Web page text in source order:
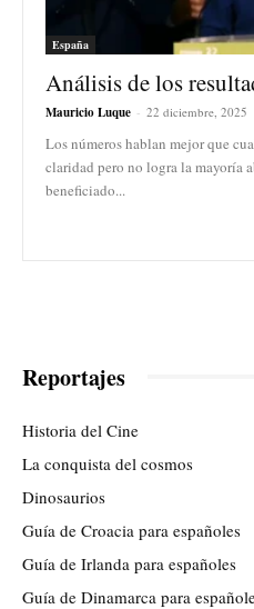
España
Análisis de los
Mauricio Luque - 22 diciembre, 2025
Los números hablan mejor que
claridad pero no logra la mayoría
beneficiado...
Reportajes
Historia del Cine
La conquista del cosmos
Dinosaurios
Guía de Croacia para españoles
Guía de Irlanda para españoles
Guía de Dinamarca para